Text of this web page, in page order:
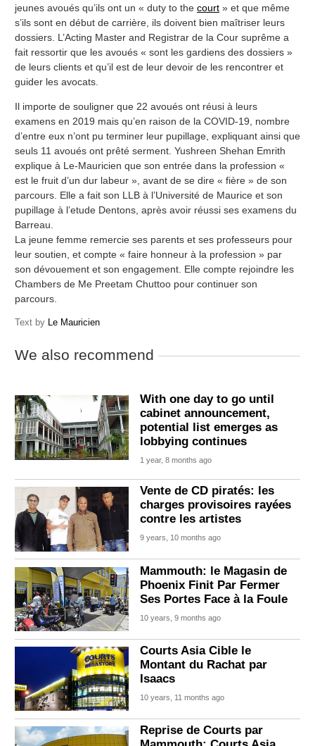
jeunes avoués qu’ils ont un « duty to the court » et que même
s’ils sont en début de carrière, ils doivent bien maîtriser leurs
dossiers. L’Acting Master and Registrar de la Cour suprême a
fait ressortir que les avoués « sont les gardiens des dossiers »
de leurs clients et qu’il est de leur devoir de les rencontrer et
guider les avocats.
Il importe de souligner que 22 avoués ont réusi à leurs
examens en 2019 mais qu’en raison de la COVID-19, nombre
d’entre eux n’ont pu terminer leur pupillage, expliquant ainsi que
seuls 11 avoués ont prêté serment. Yushreen Shehan Emrith
explique à Le-Mauricien que son entrée dans la profession «
est le fruit d’un dur labeur », avant de se dire « fière » de son
parcours. Elle a fait son LLB à l’Université de Maurice et son
pupillage à l’etude Dentons, après avoir réussi ses examens du
Barreau.
La jeune femme remercie ses parents et ses professeurs pour
leur soutien, et compte « faire honneur à la profession » par
son dévouement et son engagement. Elle compte rejoindre les
Chambers de Me Preetam Chuttoo pour continuer son
parcours.
Text by Le Mauricien
We also recommend
With one day to go until
cabinet announcement,
potential list emerges as
lobbying continues
1 year, 8 months ago
Vente de CD piratés: les
charges provisoires rayées
contre les artistes
9 years, 10 months ago
Mammouth: le Magasin de
Phoenix Finit Par Fermer
Ses Portes Face à la Foule
10 years, 9 months ago
Courts Asia Cible le
Montant du Rachat par
Isaacs
10 years, 11 months ago
Reprise de Courts par